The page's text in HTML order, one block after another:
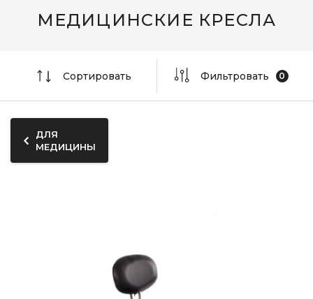
МЕДИЦИНСКИЕ КРЕСЛА
Сортировать Фильтровать
ДЛЯ
МЕДИЦИНЫ